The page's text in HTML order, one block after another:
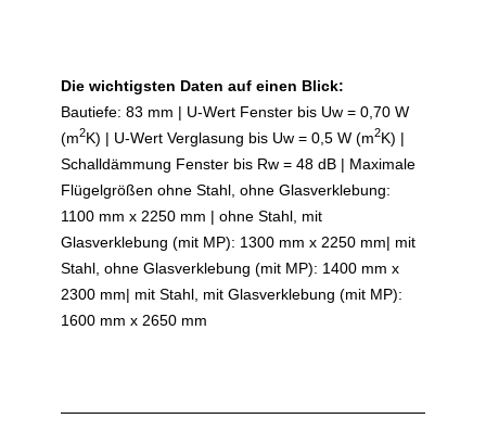
Die wichtigsten Daten auf einen Blick:
Bautiefe: 83 mm | U-Wert Fenster bis Uw = 0,70 W
(m2K) | U-Wert Verglasung bis Uw = 0,5 W (m2K) |
Schalldämmung Fenster bis Rw = 48 dB | Maximale
Flügelgrößen ohne Stahl, ohne Glasverklebung:
1100 mm x 2250 mm | ohne Stahl, mit
Glasverklebung (mit MP): 1300 mm x 2250 mm| mit
Stahl, ohne Glasverklebung (mit MP): 1400 mm x
2300 mm| mit Stahl, mit Glasverklebung (mit MP):
1600 mm x 2650 mm